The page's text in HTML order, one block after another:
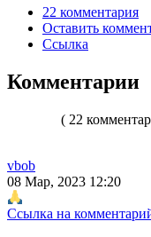
22 комментария
Оставить
Ссылка
Комментарии
( 22
vbob
08 Мар, 2023 12:20
Ссылка на